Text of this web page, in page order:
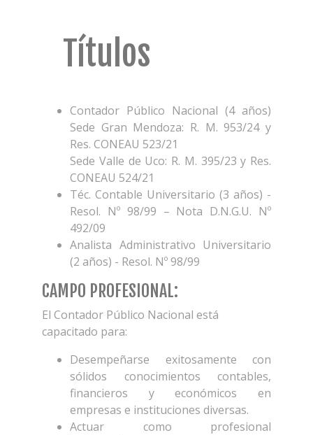
Títulos
Contador Público Nacional (4 años)
Sede Gran Mendoza: R. M. 953/24 y
Res. CONEAU 523/21
Sede Valle de Uco: R. M. 395/23 y Res.
CONEAU 524/21
Téc. Contable Universitario (3 años) -
Resol. Nº 98/99 – Nota D.N.G.U. Nº
492/09
Analista Administrativo Universitario
(2 años) - Resol. Nº 98/99
CAMPO PROFESIONAL:
El Contador Público Nacional está
capacitado para:
Desempeñarse exitosamente con
sólidos conocimientos contables,
financieros y económicos en
empresas e instituciones diversas.
Actuar como profesional